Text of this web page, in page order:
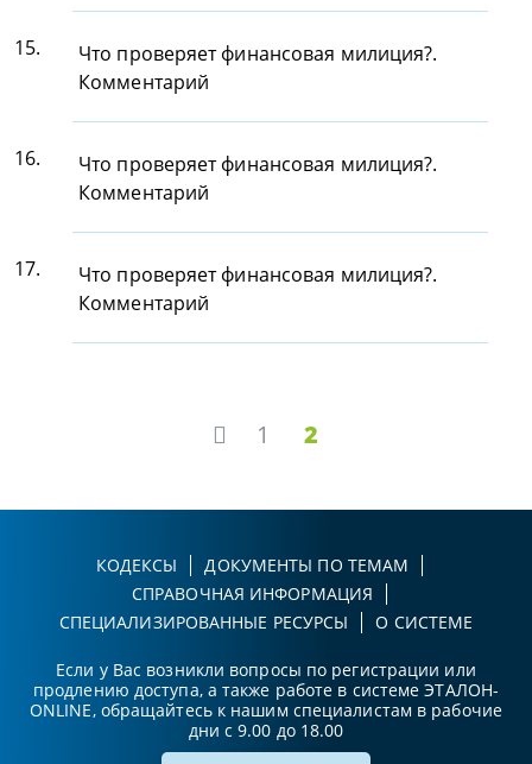
15.
Что проверяет финансовая милиция?.
Комментарий
16.
Что проверяет финансовая милиция?.
Комментарий
17.
Что проверяет финансовая милиция?.
Комментарий
1 2
КОДЕКСЫ
ДОКУМЕНТЫ ПО ТЕМАМ
СПРАВОЧНАЯ ИНФОРМАЦИЯ
СПЕЦИАЛИЗИРОВАННЫЕ РЕСУРСЫ
О СИСТЕМЕ
Если у Вас возникли вопросы по регистрации или
продлению доступа, а также работе в системе ЭТАЛОН-
ONLINE, обращайтесь к нашим специалистам в рабочие
дни с 9.00 до 18.00